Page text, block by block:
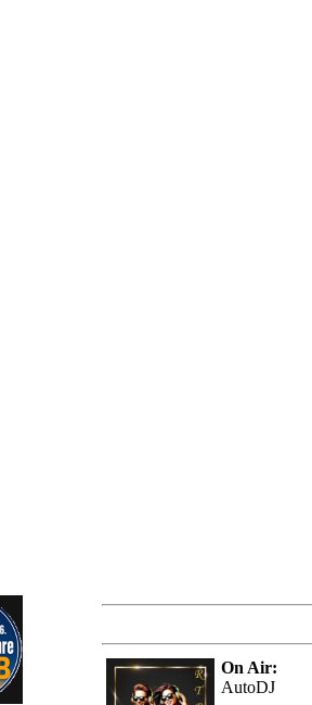
On Air:
AutoDJ